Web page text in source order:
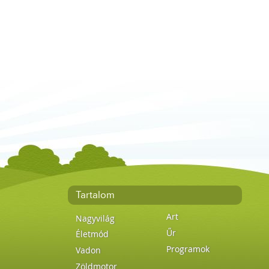
Tartalom
Nagyvilág
Életmód
Vadon
Zöldmotor
Art
Űr
Programok